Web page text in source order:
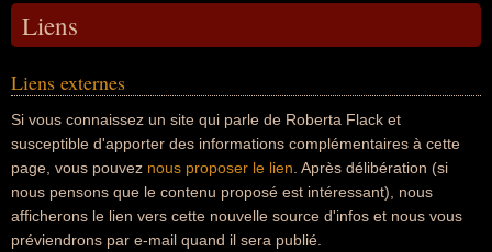
Liens
Liens externes
Si vous connaissez un site qui parle de Roberta Flack et
susceptible d'apporter des informations complémentaires à cette
page, vous pouvez nous proposer le lien . Après délibération (si
nous pensons que le contenu proposé est intéressant), nous
afficherons le lien vers cette nouvelle source d'infos et nous vous
préviendrons par e-mail quand il sera publié.